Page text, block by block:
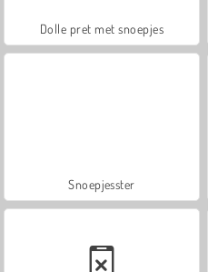
Dolle pret met snoepjes
Snoepjesster